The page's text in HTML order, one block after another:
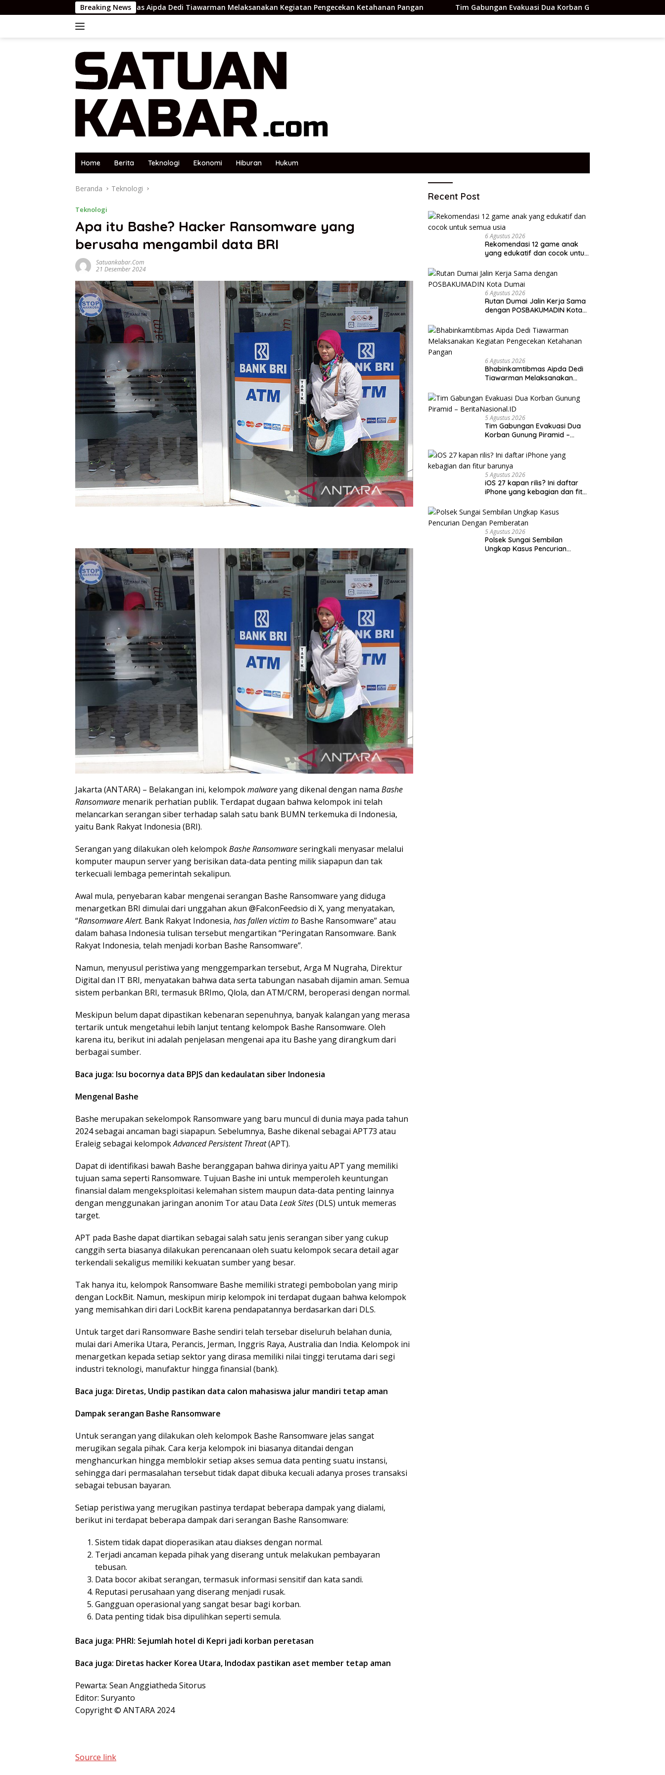
ke
Breaking News
Bhabinkamtibmas Aipda Dedi Tiawarman Melaksanakan Kegiatan Pengecekan Ketahanan Pangan Tim Gabungan Evakuasi Dua Korban Gunung Piramid – BeritaNasional.ID
Home Berita Teknologi Ekonomi Hiburan Hukum
Beranda Teknologi
Teknologi
Apa itu Bashe? Hacker Ransomware yang
berusaha mengambil data BRI
Satuankabar.com
21 Desember 2024
Jakarta (ANTARA) – Belakangan ini, kelompokmalwareyang dikenal dengan nama Bashe
Ransomware menarik perhatian publik. Terdapat dugaan bahwa kelompok ini telah
melancarkan serangan siber terhadap salah satu bank BUMN terkemuka di Indonesia,
yaitu Bank Rakyat Indonesia (BRI).
Serangan yang dilakukan oleh kelompokBashe Ransomwareseringkali menyasar melalui
komputer maupun server yang berisikan data-data penting milik siapapun dan tak
terkecuali lembaga pemerintah sekalipun.
Awal mula, penyebaran kabar mengenai serangan Bashe Ransomware yang diduga
menargetkan BRI dimulai dari unggahan akun @FalconFeedsio di X, yang menyatakan,
“Ransomware Alert. Bank Rakyat Indonesia, has fallen victim to Bashe Ransomware” atau
dalam bahasa Indonesia tulisan tersebut mengartikan “Peringatan Ransomware. Bank
Rakyat Indonesia, telah menjadi korban Bashe Ransomware”.
Namun, menyusul peristiwa yang menggemparkan tersebut, Arga M Nugraha, Direktur
Digital dan IT BRI, menyatakan bahwa data serta tabungan nasabah dijamin aman. Semua
sistem perbankan BRI, termasuk BRImo, Qlola, dan ATM/CRM, beroperasi dengan normal.
Meskipun belum dapat dipastikan kebenaran sepenuhnya, banyak kalangan yang merasa
tertarik untuk mengetahui lebih lanjut tentang kelompok Bashe Ransomware. Oleh
karena itu, berikut ini adalah penjelasan mengenai apa itu Bashe yang dirangkum dari
berbagai sumber.
Baca juga: Isu bocornya data BPJS dan kedaulatan siber Indonesia
Mengenal Bashe
Bashe merupakan sekelompok Ransomware yang baru muncul di dunia maya pada tahun
2024 sebagai ancaman bagi siapapun. Sebelumnya, Bashe dikenal sebagai APT73 atau
Eraleig sebagai kelompokAdvanced Persistent Threat(APT).
Dapat di identifikasi bawah Bashe beranggapan bahwa dirinya yaitu APT yang memiliki
tujuan sama seperti Ransomware. Tujuan Bashe ini untuk memperoleh keuntungan
finansial dalam mengeksploitasi kelemahan sistem maupun data-data penting lainnya
dengan menggunakan jaringan anonim Tor atau Data Leak Sites(DLS) untuk memeras
target.
APT pada Bashe dapat diartikan sebagai salah satu jenis serangan siber yang cukup
canggih serta biasanya dilakukan perencanaan oleh suatu kelompok secara detail agar
terkendali sekaligus memiliki kekuatan sumber yang besar.
Tak hanya itu, kelompok Ransomware Bashe memiliki strategi pembobolan yang mirip
dengan LockBit. Namun, meskipun mirip kelompok ini terdapat dugaan bahwa kelompok
yang memisahkan diri dari LockBit karena pendapatannya berdasarkan dari DLS.
Untuk target dari Ransomware Bashe sendiri telah tersebar diseluruh belahan dunia,
mulai dari Amerika Utara, Perancis, Jerman, Inggris Raya, Australia dan India. Kelompok ini
menargetkan kepada setiap sektor yang dirasa memiliki nilai tinggi terutama dari segi
industri teknologi, manufaktur hingga finansial (bank).
Baca juga: Diretas, Undip pastikan data calon mahasiswa jalur mandiri tetap aman
Dampak serangan Bashe Ransomware
Untuk serangan yang dilakukan oleh kelompok Bashe Ransomware jelas sangat
merugikan segala pihak. Cara kerja kelompok ini biasanya ditandai dengan
menghancurkan hingga memblokir setiap akses semua data penting suatu instansi,
sehingga dari permasalahan tersebut tidak dapat dibuka kecuali adanya proses transaksi
sebagai tebusan bayaran.
Setiap peristiwa yang merugikan pastinya terdapat beberapa dampak yang dialami,
berikut ini terdapat beberapa dampak dari serangan Bashe Ransomware:
Sistem tidak dapat dioperasikan atau diakses dengan normal.
Terjadi ancaman kepada pihak yang diserang untuk melakukan pembayaran
tebusan.
Data bocor akibat serangan, termasuk informasi sensitif dan kata sandi.
Reputasi perusahaan yang diserang menjadi rusak.
Gangguan operasional yang sangat besar bagi korban.
Data penting tidak bisa dipulihkan seperti semula.
Baca juga: PHRI: Sejumlah hotel di Kepri jadi korban peretasan
Baca juga: Diretas hacker Korea Utara, Indodax pastikan aset member tetap aman
Pewarta: Sean Anggiatheda Sitorus
Editor: Suryanto
Copyright © ANTARA 2024
Source link
Recent Post
6 Agustus 2026
Rekomendasi 12 game anak
yang edukatif dan cocok untuk
6 Agustus 2026
Rutan Dumai Jalin Kerja Sama
dengan POSBAKUMADIN Kota
6 Agustus 2026
Bhabinkamtibmas Aipda Dedi
Tiawarman Melaksanakan
Ketahanan Pangan
5 Agustus 2026
Tim Gabungan Evakuasi Dua
Korban Gunung Piramid –
5 Agustus 2026
iOS 27 kapan rilis? Ini daftar
iPhone yang kebagian dan fitur
5 Agustus 2026
Polsek Sungai Sembilan
Ungkap Kasus Pencurian